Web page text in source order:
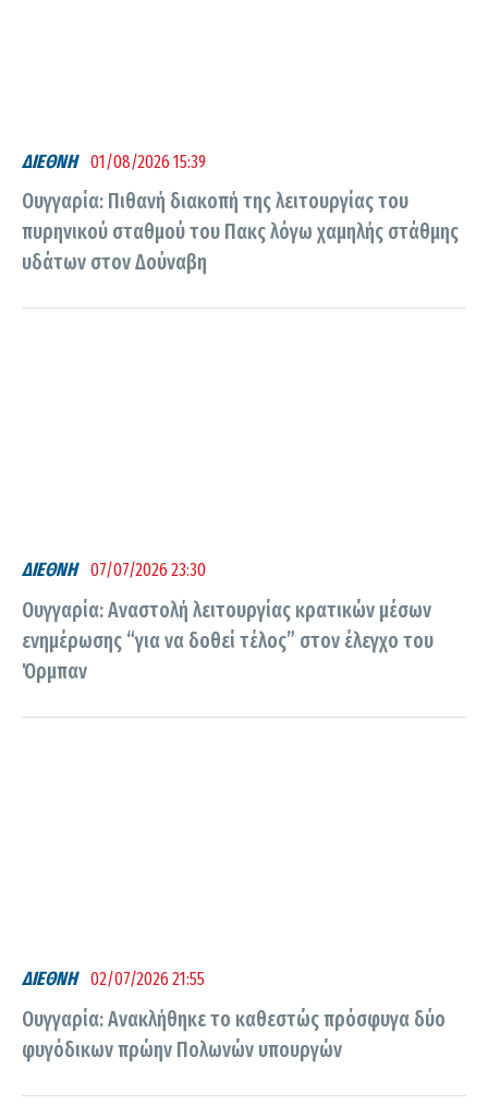
ΔΙΕΘΝΗ 01/08/2026 15:39
Oυγγαρία: Πιθανή διακοπή της λειτουργίας του
πυρηνικού σταθμού του Πακς λόγω χαμηλής στάθμης
υδάτων στον Δούναβη
ΔΙΕΘΝΗ 07/07/2026 23:30
Ουγγαρία: Αναστολή λειτουργίας κρατικών μέσων
ενημέρωσης “για να δοθεί τέλος” στον έλεγχο του
Όρμπαν
ΔΙΕΘΝΗ 02/07/2026 21:55
Ουγγαρία: Ανακλήθηκε το καθεστώς πρόσφυγα δύο
φυγόδικων πρώην Πολωνών υπουργών